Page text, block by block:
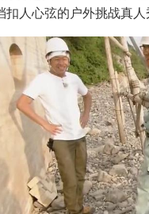
扣人心弦的户外挑战真